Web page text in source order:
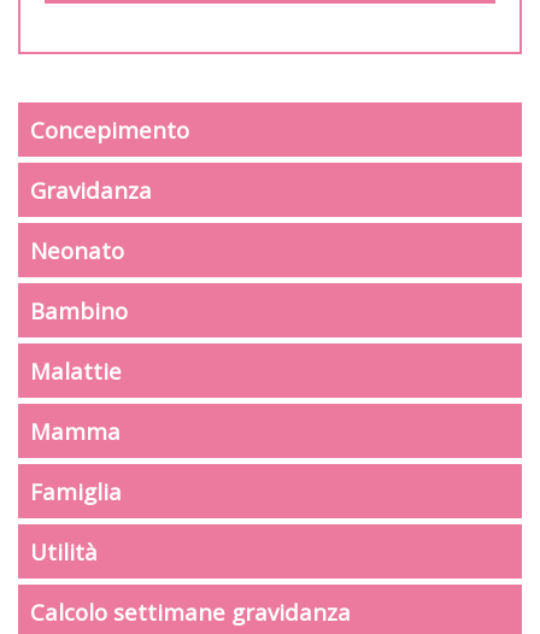
Concepimento
Gravidanza
Neonato
Bambino
Malattie
Mamma
Famiglia
Utilità
Calcolo settimane gravidanza